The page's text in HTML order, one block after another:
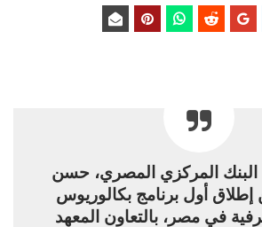
البنك المركزي المصري، حسن
إطلاق أول برنامج بكالوريوس
في مصر، بالتعاون المعهد